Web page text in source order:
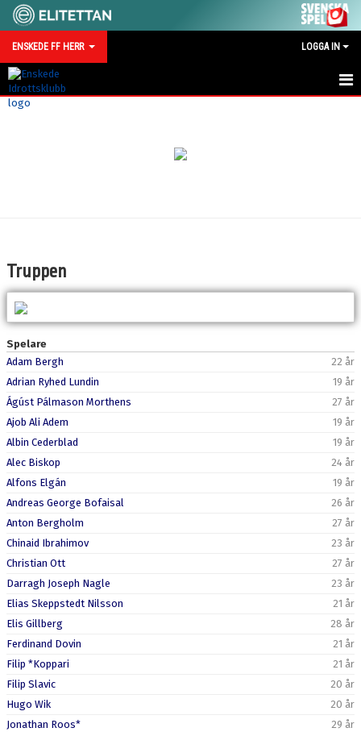
ENSKEDE FF HERR LOGGA IN
HEM
BILDGALLERI
KONTAKT
Truppen
Spelare
Adam Bergh
22 år
Adrian Ryhed Lundin
19 år
Ágúst Pálmason Morthens
27 år
Ajob Ali Adem
19 år
Albin Cederblad
19 år
Alec Biskop
24 år
Alfons Elgán
19 år
Andreas George Bofaisal
26 år
Anton Bergholm
27 år
Chinaid Ibrahimov
23 år
Christian Ott
27 år
Darragh Joseph Nagle
23 år
Elias Skeppstedt Nilsson
21 år
Elis Gillberg
28 år
Ferdinand Dovin
21 år
Filip *Koppari
21 år
Filip Slavic
20 år
Hugo Wik
20 år
Jonathan Roos*
29 år